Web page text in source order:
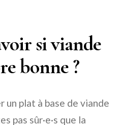
si viande
bonne ?
un plat à base de viande
pas sûr·e·s que la